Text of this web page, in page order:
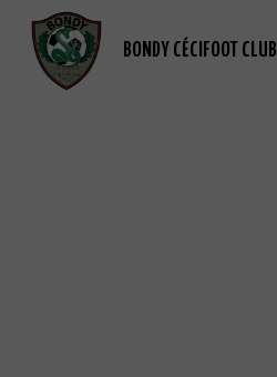
BONDY CÉCIFOOT CLUB